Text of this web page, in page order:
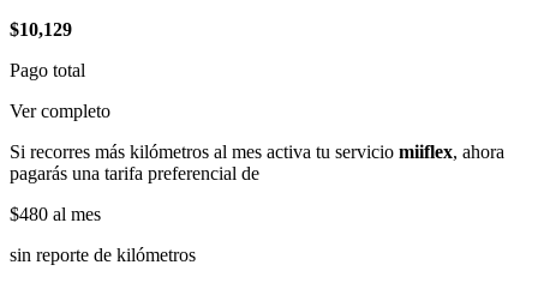
$10,129
Pago total
Ver completo
Si recorres más kilómetros al mes activa tu servicio miiflex, ahora
pagarás una tarifa preferencial de
$480 al mes
sin reporte de kilómetros